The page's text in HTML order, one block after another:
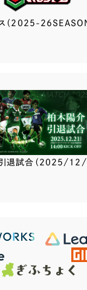
（2025-26SEASON
退試合（2025/12/